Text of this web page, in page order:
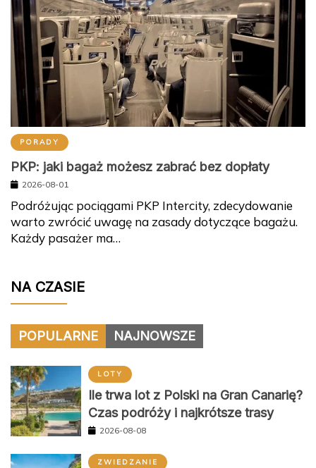
PORADY
PKP: jaki bagaż możesz zabrać bez dopłaty
2026-08-01
Podróżując pociągami PKP Intercity, zdecydowanie
warto zwrócić uwagę na zasady dotyczące bagażu.
Każdy pasażer ma…
NA CZASIE
POPULARNE NAJNOWSZE
LOTY
Ile trwa lot z Polski na Gran Canarię?
Czas podróży i najkrótsze trasy
2026-08-08
ZWIEDZANIE